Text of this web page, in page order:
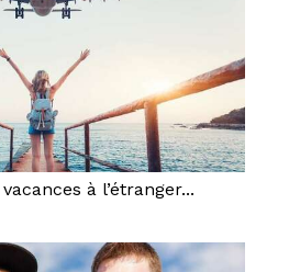
à l’étranger...